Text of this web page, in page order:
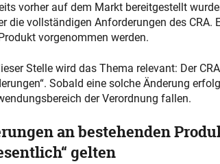
vorher auf dem Markt bereitgestellt
die vollständigen Anforderungen des CRA.
vorgenommen werden.
Stelle wird das Thema relevant: Der
Sobald eine solche Änderung
der Verordnung fallen.
an bestehenden
gelten